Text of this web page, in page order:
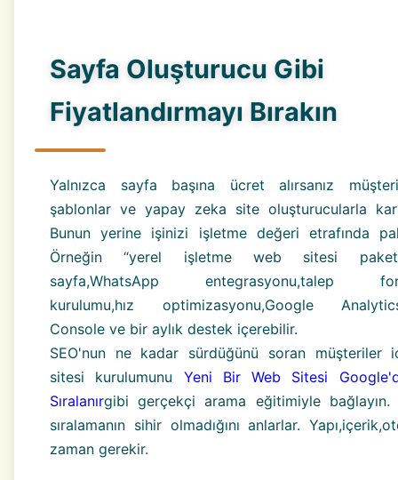
Sayfa Oluşturucu Gibi
Fiyatlandırmayı Bırakın
Yalnızca sayfa başına ücret alırsanız
şablonlar ve yapay zeka site oluşturucularla
Bunun yerine işinizi işletme değeri etrafında
Örneğin “yerel işletme web sitesi
sayfa,WhatsApp entegrasyonu,talep
kurulumu,hız optimizasyonu,Google
Console ve bir aylık destek içerebilir.
SEO'nun ne kadar sürdüğünü soran müşteriler
sitesi kurulumunu Yeni Bir Web Sitesi
Sıralanırgibi gerçekçi arama eğitimiyle bağlayın.
sıralamanın sihir olmadığını anlarlar.
zaman gerekir.